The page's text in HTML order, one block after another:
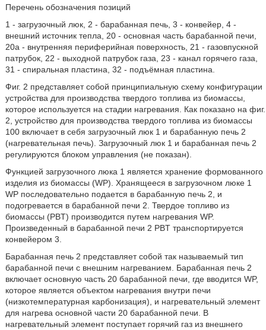
Перечень обозначения позиций
1 - загрузочный люк, 2 - барабанная печь, 3 - конвейер, 4 -
внешний источник тепла, 20 - основная часть барабанной печи,
20a - внутренняя периферийная поверхность, 21 - газовпускной
патрубок, 22 - выходной патрубок газа, 23 - канал горячего газа,
31 - спиральная пластина, 32 - подъёмная пластина.
Фиг. 2 представляет собой принципиальную схему конфигурации
устройства для производства твердого топлива из биомассы,
которое используется на стадии нагревания. Как показано на фиг.
2, устройство для производства твердого топлива из биомассы
100 включает в себя загрузочный люк 1 и барабанную печь 2
(нагревательная печь). Загрузочный люк 1 и барабанная печь 2
регулируются блоком управления (не показан).
Функцией загрузочного люка 1 является хранение формованного
изделия из биомассы (WP). Хранящееся в загрузочном люке 1
WP последовательно подается в барабанную печь 2, и
подогревается в барабанной печи 2. Твердое топливо из
биомассы (PBT) производится путем нагревания WP.
Произведенный в барабанной печи 2 PBT транспортируется
конвейером 3.
Барабанная печь 2 представляет собой так называемый тип
барабанной печи с внешним нагреванием. Барабанная печь 2
включает основную часть 20 барабанной печи, где вводится WP,
которое является объектом нагревания внутри печи
(низкотемпературная карбонизация), и нагревательный элемент
для нагрева основной части 20 барабанной печи. В
нагревательный элемент поступает горячий газ из внешнего